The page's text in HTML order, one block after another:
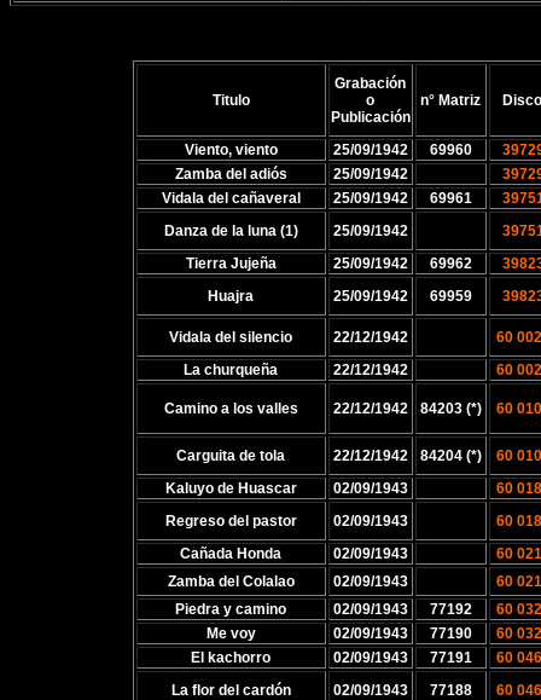
Titulo
Grabación
o
Publicación
n° Matriz
Viento, viento 25/09/1942 69960
Zamba del adiós
25/09/1942
Vidala del cañaveral
25/09/1942 69961
Danza de la luna (1)
25/09/1942
Tierra Jujeña
25/09/1942 69962
Huajra
25/09/1942 69959
Vidala del silencio 22/12/1942
60
La churqueña
22/12/1942 60
Camino a los valles 22/12/1942 84203 (*) 60
Carguita de tola 22/12/1942 84204 (*)
60
Kaluyo de Huascar
02/09/1943
60
Regreso del pastor
02/09/1943
60
Cañada Honda
02/09/1943
60
Zamba del Colalao
02/09/1943
60
Piedra y camino
02/09/1943 77192
60
Me voy
02/09/1943 77190
60
El kachorro
02/09/1943 77191
60
La flor del cardón
02/09/1943 77188
60